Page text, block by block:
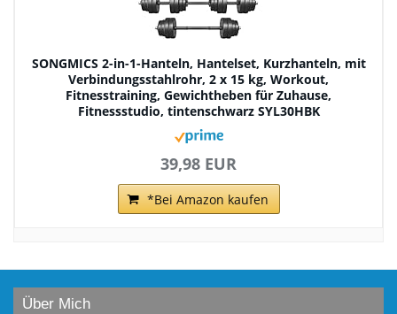
SONGMICS 2-in-1-Hanteln, Hantelset, Kurzhanteln, mit
Verbindungsstahlrohr, 2 x 15 kg, Workout,
Fitnesstraining, Gewichtheben für Zuhause,
Fitnessstudio, tintenschwarz SYL30HBK
39,98 EUR
*Bei Amazon kaufen
Über Mich